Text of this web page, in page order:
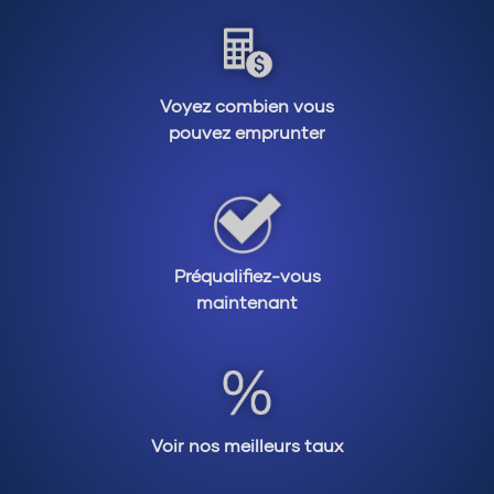
L’aspect financier n’est pas le seul aspect à
considérer. En vous lançant dans l’immobilier
locatif, vous devrez gérer des locataires et vous
occuper de l’entretien de cet immeuble. Il est
envers les travaux manuels. Cela vous aidera
La mise de fond nécessaire à votre projet
dépendra du nombre de logements de votre plex
fond de 20% de la valeur de la propriété. Par
contre, pour un duplex où le propriétaire est
occupant on parle de 5% de mise de fonds et
Voyez combien vous
pouvez emprunter
Préqualifiez-vous
maintenant
Voir nos meilleurs taux